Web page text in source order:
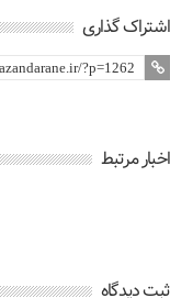
اشتراک گذاری
اخبار مرتبط
ثبت دیدگاه